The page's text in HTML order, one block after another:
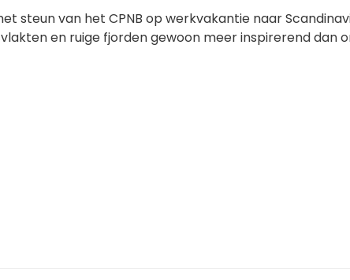
steun van het CPNB op werkvakantie naar
en ruige fjorden gewoon meer inspirerend dan